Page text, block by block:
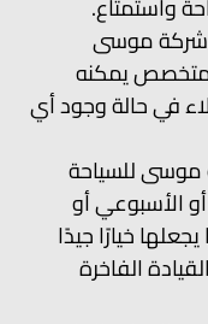
شركة موسى
يمكنه
في حالة وجود أي
موسى للسياحة
أو الأسبوعي أو
خيارًا جيدًا
الفاخرة